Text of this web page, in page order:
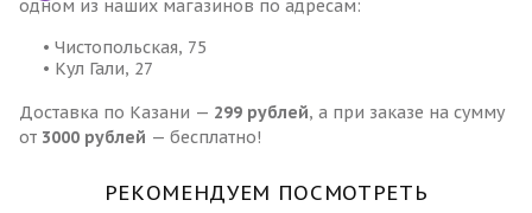
одном из наших магазинов по адресам:
• Чистопольская, 75
• Кул Гали, 27
Доставка по Казани — 299 рублей, а при заказе на сумму
от 3000 рублей — бесплатно!
РЕКОМЕНДУЕМ ПОСМОТРЕТЬ